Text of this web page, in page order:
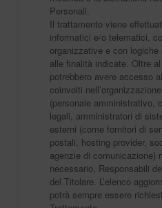
Personali.
Il trattamento viene
informatici e/o telematici,
organizzative e con
alle finalità indicate. Oltre
potrebbero avere accesso
coinvolti
(personale amministrativo,
legali, amministratori di
esterni (come fornitori di
postali, hosting provider,
agenzie di comunicazione)
necessario, Responsabili
del Titolare. L’elenco
potrà sempre essere